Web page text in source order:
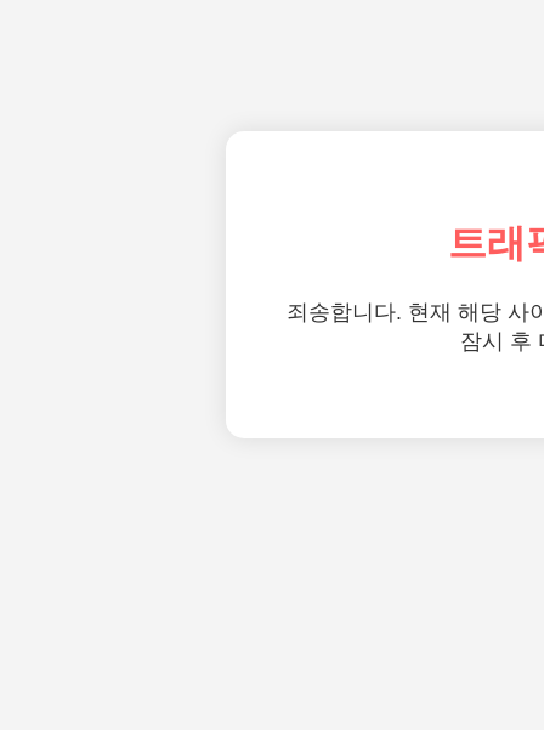
트래
죄송합니다. 현재 해당 사
잠시 후